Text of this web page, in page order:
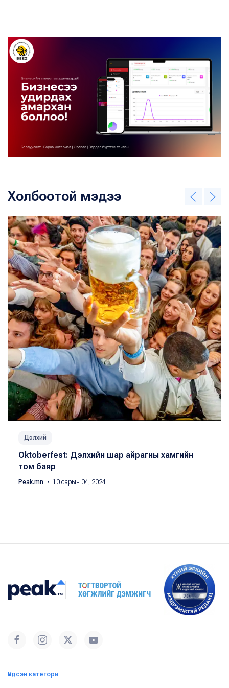
Холбоотой мэдээ
Дэлхий
Oktoberfest: Дэлхийн шар айрагны хамгийн
том баяр
Peak.mn ・ 10 сарын 04, 2024
Үндсэн категори